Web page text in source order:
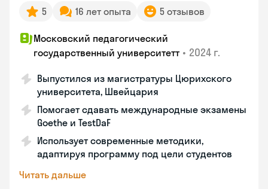
5 16 лет опыта 5 отзывов
Московский педагогический
государственный университетт • 2024 г.
Выпустился из магистратуры Цюрихского
университета, Швейцария
Помогает сдавать международные экзамены
Goethe и TestDaF
Использует современные методики,
адаптируя программу под цели студентов
Читать дальше